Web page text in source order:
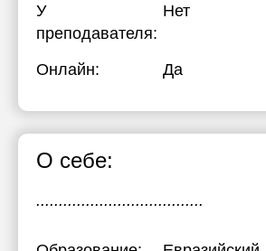
У
преподавателя:
Нет
Онлайн: Да
О себе:
.....................................